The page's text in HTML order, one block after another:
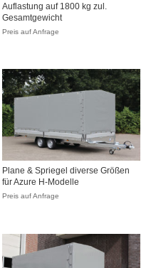
Auflastung auf 1800 kg zul.
Gesamtgewicht
Preis auf Anfrage
Plane & Spriegel diverse Größen
für Azure H-Modelle
Preis auf Anfrage